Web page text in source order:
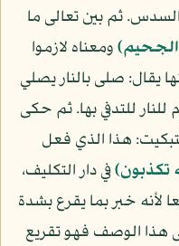
ثم بين تعالى ما
الجحيم)ومعناه لازموا
يقال: صلى بالنار يصلي
للتدفي بها. ثم حكى
هذا الذي فعل
تكذبون)في دار التكليف،
لأنه خبر بما يقرع بشدة
هذا الوصف فهو تقريع